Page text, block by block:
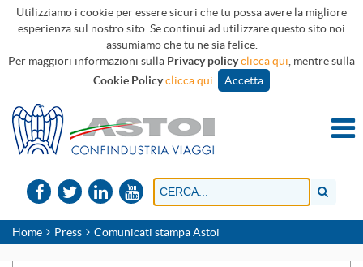
Utilizziamo i cookie per essere sicuri che tu possa avere la migliore
esperienza sul nostro sito. Se continui ad utilizzare questo sito noi
assumiamo che tu ne sia felice.
Per maggiori informazioni sulla Privacy policyclicca qui , mentre sulla
Cookie Policyclicca qui Accetta
Home Press Comunicati stampa Astoi